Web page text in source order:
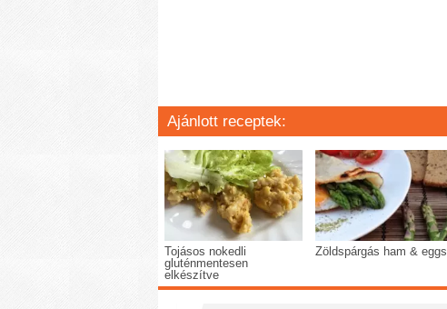
Ajánlott receptek:
Tojásos nokedli
gluténmentesen
elkészítve
Zöldspárgás ham & eggs